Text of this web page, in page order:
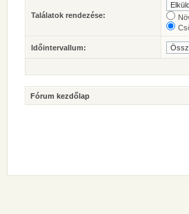
Találatok rendezése:
Időintervallum:
Fórum kezdőlap